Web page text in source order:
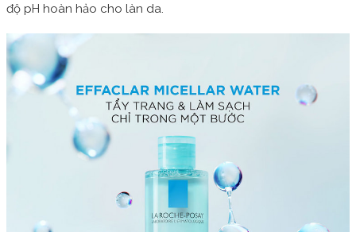
độ pH hoàn hảo cho làn da.